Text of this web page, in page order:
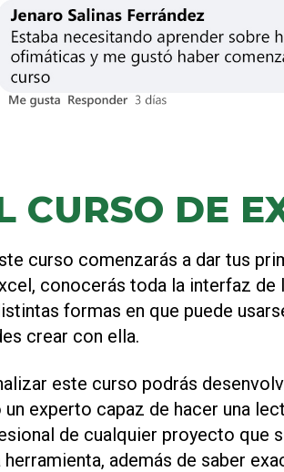
CURSO DE
curso comenzarás a dar tus
conocerás toda la interfaz de
formas en que puede
crear con ella.
este curso podrás
experto capaz de hacer una
de cualquier proyecto que
herramienta, además de saber